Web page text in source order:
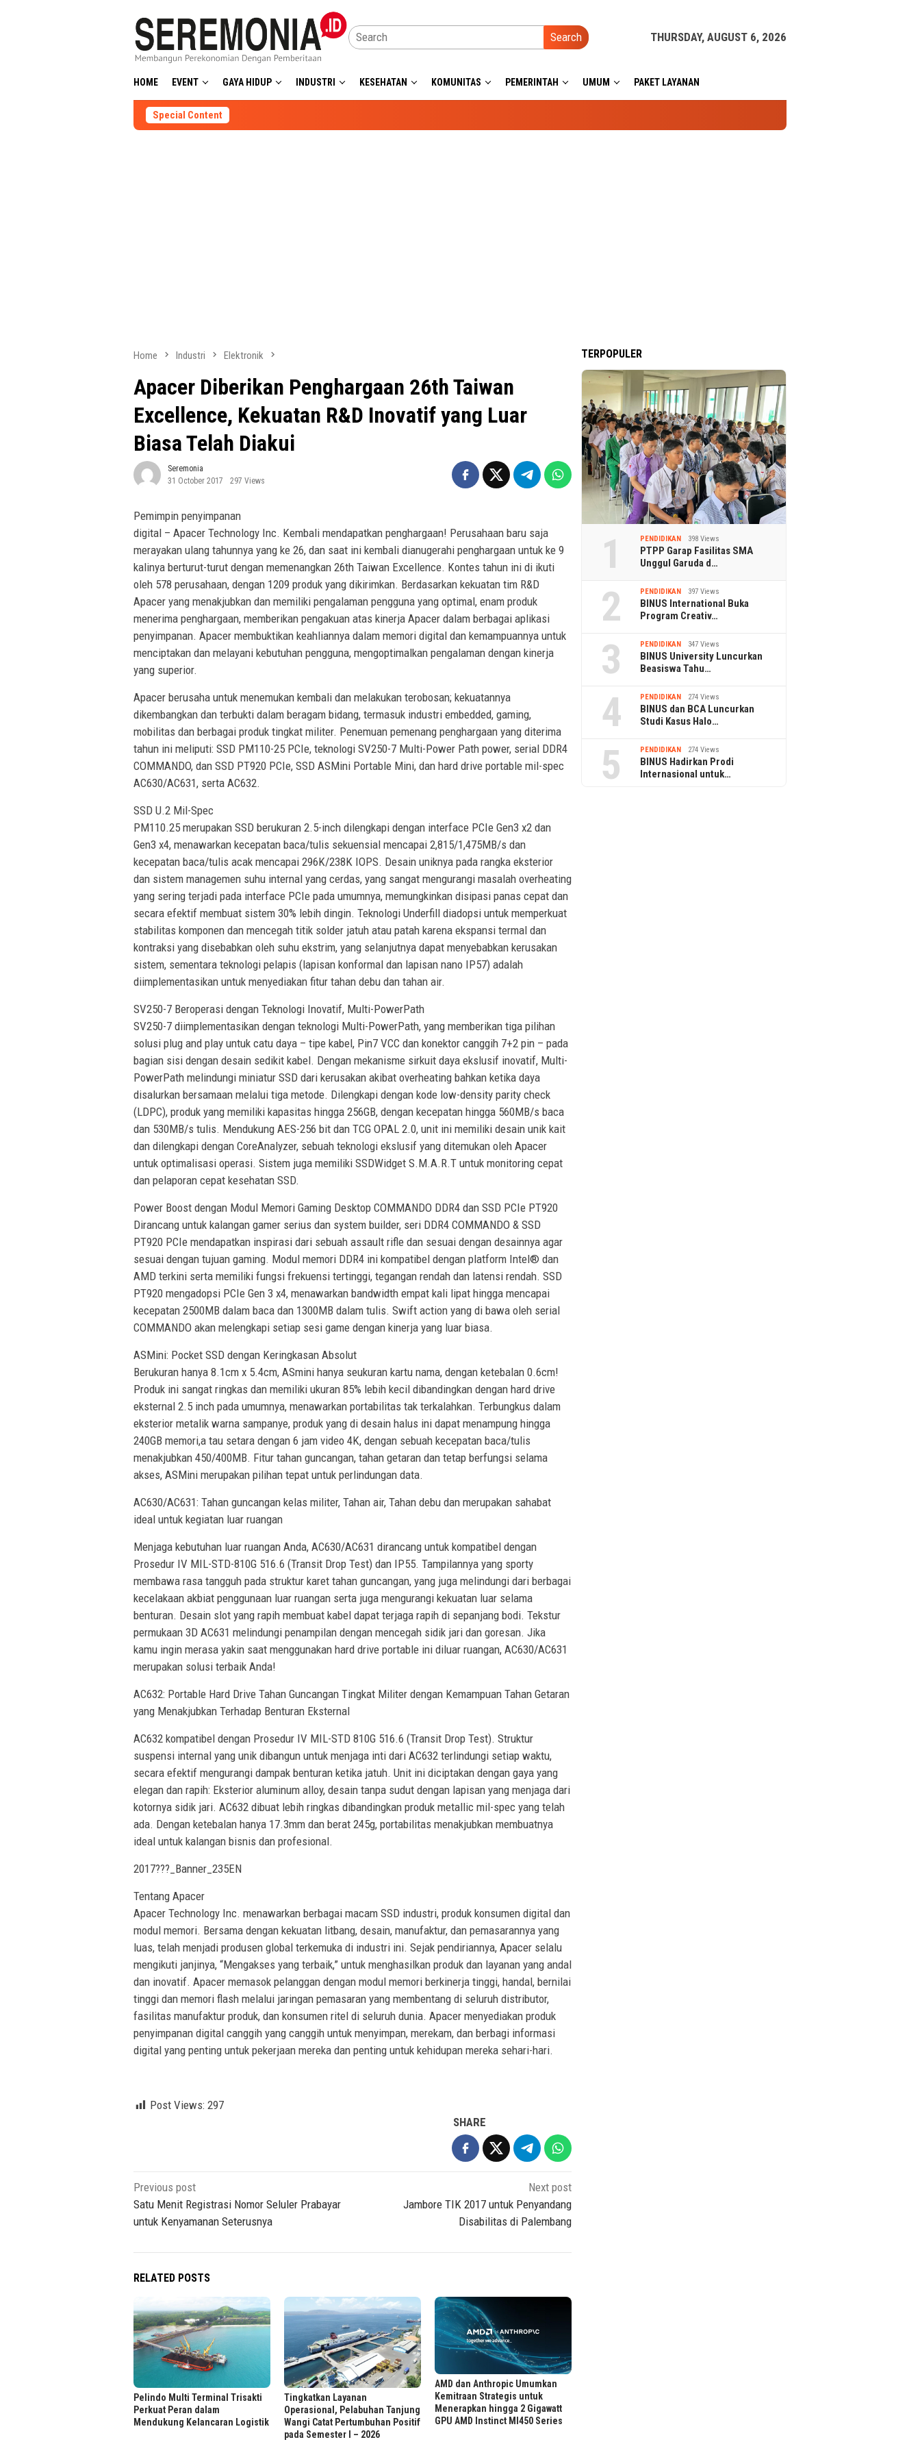
Search THURSDAY, AUGUST 6, 2026
HOME EVENT GAYA HIDUP INDUSTRI KESEHATAN KOMUNITAS PEMERINTAH UMUM PAKET LAYANAN
Special Content
Home Industri Elektronik
Apacer Diberikan Penghargaan 26th Taiwan
Excellence, Kekuatan R&D Inovatif yang Luar
Biasa Telah Diakui
Seremonia
31 October 2017
297 Views
Pemimpin penyimpanan
digital – Apacer Technology Inc. Kembali mendapatkan penghargaan! Perusahaan baru saja
merayakan ulang tahunnya yang ke 26, dan saat ini kembali dianugerahi penghargaan untuk ke 9
kalinya berturut-turut dengan memenangkan 26th Taiwan Excellence. Kontes tahun ini di ikuti
oleh 578 perusahaan, dengan 1209 produk yang dikirimkan. Berdasarkan kekuatan tim R&D
Apacer yang menakjubkan dan memiliki pengalaman pengguna yang optimal, enam produk
menerima penghargaan, memberikan pengakuan atas kinerja Apacer dalam berbagai aplikasi
penyimpanan. Apacer membuktikan keahliannya dalam memori digital dan kemampuannya untuk
menciptakan dan melayani kebutuhan pengguna, mengoptimalkan pengalaman dengan kinerja
yang superior.
Apacer berusaha untuk menemukan kembali dan melakukan terobosan; kekuatannya
dikembangkan dan terbukti dalam beragam bidang, termasuk industri embedded, gaming,
mobilitas dan berbagai produk tingkat militer. Penemuan pemenang penghargaan yang diterima
tahun ini meliputi: SSD PM110-25 PCIe, teknologi SV250-7 Multi-Power Path power, serial DDR4
COMMANDO, dan SSD PT920 PCIe, SSD ASMini Portable Mini, dan hard drive portable mil-spec
AC630/AC631, serta AC632.
SSD U.2 Mil-Spec
PM110.25 merupakan SSD berukuran 2.5-inch dilengkapi dengan interface PCIe Gen3 x2 dan
Gen3 x4, menawarkan kecepatan baca/tulis sekuensial mencapai 2,815/1,475MB/s dan
kecepatan baca/tulis acak mencapai 296K/238K IOPS. Desain uniknya pada rangka eksterior
dan sistem managemen suhu internal yang cerdas, yang sangat mengurangi masalah overheating
yang sering terjadi pada interface PCIe pada umumnya, memungkinkan disipasi panas cepat dan
secara efektif membuat sistem 30% lebih dingin. Teknologi Underfill diadopsi untuk memperkuat
stabilitas komponen dan mencegah titik solder jatuh atau patah karena ekspansi termal dan
kontraksi yang disebabkan oleh suhu ekstrim, yang selanjutnya dapat menyebabkan kerusakan
sistem, sementara teknologi pelapis (lapisan konformal dan lapisan nano IP57) adalah
diimplementasikan untuk menyediakan fitur tahan debu dan tahan air.
SV250-7 Beroperasi dengan Teknologi Inovatif, Multi-PowerPath
SV250-7 diimplementasikan dengan teknologi Multi-PowerPath, yang memberikan tiga pilihan
solusi plug and play untuk catu daya – tipe kabel, Pin7 VCC dan konektor canggih 7+2 pin – pada
bagian sisi dengan desain sedikit kabel. Dengan mekanisme sirkuit daya ekslusif inovatif, Multi-
PowerPath melindungi miniatur SSD dari kerusakan akibat overheating bahkan ketika daya
disalurkan bersamaan melalui tiga metode. Dilengkapi dengan kode low-density parity check
(LDPC), produk yang memiliki kapasitas hingga 256GB, dengan kecepatan hingga 560MB/s baca
dan 530MB/s tulis. Mendukung AES-256 bit dan TCG OPAL 2.0, unit ini memiliki desain unik kait
dan dilengkapi dengan CoreAnalyzer, sebuah teknologi ekslusif yang ditemukan oleh Apacer
untuk optimalisasi operasi. Sistem juga memiliki SSDWidget S.M.A.R.T untuk monitoring cepat
dan pelaporan cepat kesehatan SSD.
Power Boost dengan Modul Memori Gaming Desktop COMMANDO DDR4 dan SSD PCIe PT920
Dirancang untuk kalangan gamer serius dan system builder, seri DDR4 COMMANDO & SSD
PT920 PCIe mendapatkan inspirasi dari sebuah assault rifle dan sesuai dengan desainnya agar
sesuai dengan tujuan gaming. Modul memori DDR4 ini kompatibel dengan platform Intel® dan
AMD terkini serta memiliki fungsi frekuensi tertinggi, tegangan rendah dan latensi rendah. SSD
PT920 mengadopsi PCIe Gen 3 x4, menawarkan bandwidth empat kali lipat hingga mencapai
kecepatan 2500MB dalam baca dan 1300MB dalam tulis. Swift action yang di bawa oleh serial
COMMANDO akan melengkapi setiap sesi game dengan kinerja yang luar biasa.
ASMini: Pocket SSD dengan Keringkasan Absolut
Berukuran hanya 8.1cm x 5.4cm, ASmini hanya seukuran kartu nama, dengan ketebalan 0.6cm!
Produk ini sangat ringkas dan memiliki ukuran 85% lebih kecil dibandingkan dengan hard drive
eksternal 2.5 inch pada umumnya, menawarkan portabilitas tak terkalahkan. Terbungkus dalam
eksterior metalik warna sampanye, produk yang di desain halus ini dapat menampung hingga
240GB memori,a tau setara dengan 6 jam video 4K, dengan sebuah kecepatan baca/tulis
menakjubkan 450/400MB. Fitur tahan guncangan, tahan getaran dan tetap berfungsi selama
akses, ASMini merupakan pilihan tepat untuk perlindungan data.
AC630/AC631: Tahan guncangan kelas militer, Tahan air, Tahan debu dan merupakan sahabat
ideal untuk kegiatan luar ruangan
Menjaga kebutuhan luar ruangan Anda, AC630/AC631 dirancang untuk kompatibel dengan
Prosedur IV MIL-STD-810G 516.6 (Transit Drop Test) dan IP55. Tampilannya yang sporty
membawa rasa tangguh pada struktur karet tahan guncangan, yang juga melindungi dari berbagai
kecelakaan akbiat penggunaan luar ruangan serta juga mengurangi kekuatan luar selama
benturan. Desain slot yang rapih membuat kabel dapat terjaga rapih di sepanjang bodi. Tekstur
permukaan 3D AC631 melindungi penampilan dengan mencegah sidik jari dan goresan. Jika
kamu ingin merasa yakin saat menggunakan hard drive portable ini diluar ruangan, AC630/AC631
merupakan solusi terbaik Anda!
AC632: Portable Hard Drive Tahan Guncangan Tingkat Militer dengan Kemampuan Tahan Getaran
yang Menakjubkan Terhadap Benturan Eksternal
AC632 kompatibel dengan Prosedur IV MIL-STD 810G 516.6 (Transit Drop Test). Struktur
suspensi internal yang unik dibangun untuk menjaga inti dari AC632 terlindungi setiap waktu,
secara efektif mengurangi dampak benturan ketika jatuh. Unit ini diciptakan dengan gaya yang
elegan dan rapih: Eksterior aluminum alloy, desain tanpa sudut dengan lapisan yang menjaga dari
kotornya sidik jari. AC632 dibuat lebih ringkas dibandingkan produk metallic mil-spec yang telah
ada. Dengan ketebalan hanya 17.3mm dan berat 245g, portabilitas menakjubkan membuatnya
ideal untuk kalangan bisnis dan profesional.
2017???_Banner_235EN
Tentang Apacer
Apacer Technology Inc. menawarkan berbagai macam SSD industri, produk konsumen digital dan
modul memori. Bersama dengan kekuatan litbang, desain, manufaktur, dan pemasarannya yang
luas, telah menjadi produsen global terkemuka di industri ini. Sejak pendiriannya, Apacer selalu
mengikuti janjinya, “Mengakses yang terbaik,” untuk menghasilkan produk dan layanan yang andal
dan inovatif. Apacer memasok pelanggan dengan modul memori berkinerja tinggi, handal, bernilai
tinggi dan memori flash melalui jaringan pemasaran yang membentang di seluruh distributor,
fasilitas manufaktur produk, dan konsumen ritel di seluruh dunia. Apacer menyediakan produk
penyimpanan digital canggih yang canggih untuk menyimpan, merekam, dan berbagi informasi
digital yang penting untuk pekerjaan mereka dan penting untuk kehidupan mereka sehari-hari.
Post Views: 297
SHARE
Post
navigation
Previous post
Satu Menit Registrasi Nomor Seluler Prabayar
untuk Kenyamanan Seterusnya
Next post
Jambore TIK 2017 untuk Penyandang
Disabilitas di Palembang
RELATED POSTS
Pelindo Multi Terminal Trisakti
Perkuat Peran dalam
Mendukung Kelancaran Logistik
Tingkatkan Layanan
Operasional, Pelabuhan Tanjung
Wangi Catat Pertumbuhan Positif
pada Semester I – 2026
AMD dan Anthropic Umumkan
Kemitraan Strategis untuk
Menerapkan hingga 2 Gigawatt
GPU AMD Instinct MI450 Series
TERPOPULER
1 PENDIDIKAN 398 Views
PTPP Garap Fasilitas SMA
Unggul Garuda d…
2 PENDIDIKAN 397 Views
BINUS International Buka
Program Creativ…
3 PENDIDIKAN 347 Views
BINUS University Luncurkan
Beasiswa Tahu…
4 PENDIDIKAN 274 Views
BINUS dan BCA Luncurkan
Studi Kasus Halo…
5 PENDIDIKAN 274 Views
BINUS Hadirkan Prodi
Internasional untuk…